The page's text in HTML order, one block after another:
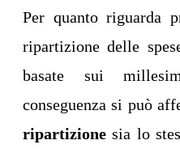
Per quanto riguarda
ripartizione delle
basate sui
conseguenza si può
ripartizione sia lo